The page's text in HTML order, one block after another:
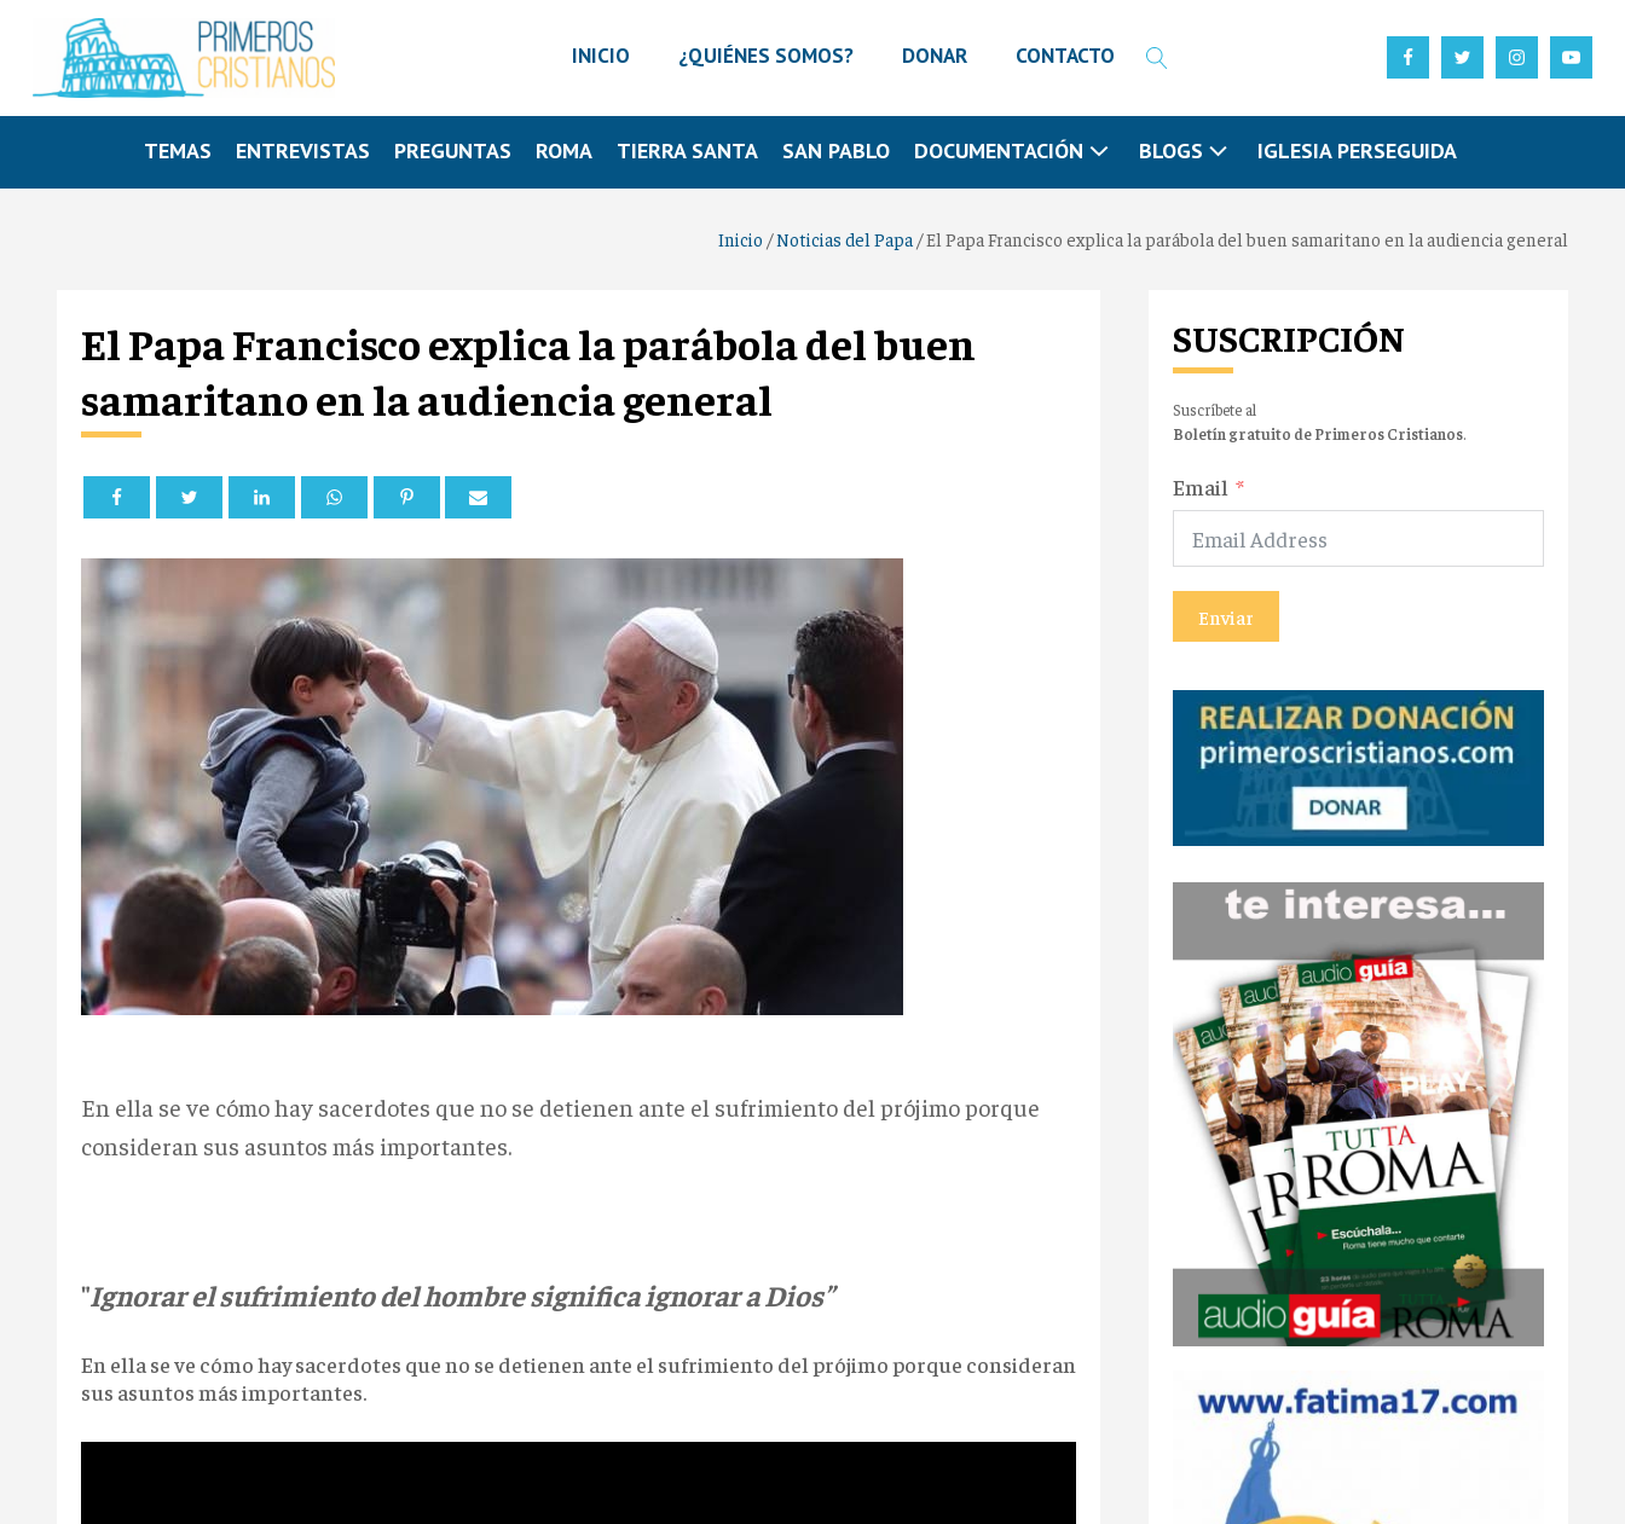
INICIO ¿QUIÉNES SOMOS? DONAR CONTACTO
TEMAS ENTREVISTAS PREGUNTAS ROMA TIERRA SANTA SAN PABLO DOCUMENTACIÓN BLOGS IGLESIA PERSEGUIDA
Inicio /Noticias del Papa /El Papa Francisco explica la parábola del buen samaritano en la audiencia general
El Papa Francisco explica la parábola del buen
samaritano en la audiencia general
En ella se ve cómo hay sacerdotes que no se detienen ante el sufrimiento del prójimo porque
consideran sus asuntos más importantes.
"Ignorar el sufrimiento del hombre significa ignorar a Dios”
En ella se ve cómo hay sacerdotes que no se detienen ante el sufrimiento del prójimo porque consideran
sus asuntos más importantes.
SUSCRIPCIÓN
Suscríbete al
Boletín gratuito de Primeros Cristianos.
Email
Enviar